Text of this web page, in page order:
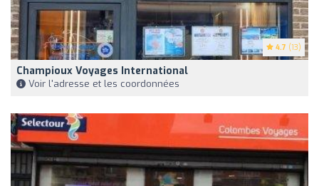
4.7 (13)
Champioux Voyages International
Voir l'adresse et les coordonnées